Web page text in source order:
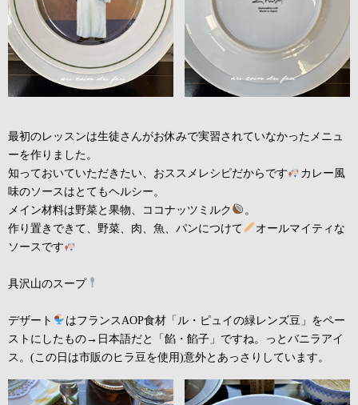
最初のレッスンは生徒さんがお休みで実習されていなかったメニュ
ーを作りました。
知っておいていただきたい、おススメレシピだからです
カレー風
味のソースはとてもヘルシー。
メイン材料は野菜と果物、ココナッツミルク
。
作り置きできて、野菜、肉、魚、パンにつけて
オールマイティな
ソースです
具沢山のスープ
デザート
はフランスAOP食材「ル・ピュイの緑レンズ豆」をペー
ストにしたもの→日本語だと「餡・餡子」ですね。っとバニラアイ
ス。(この日は市販のヒラ豆を使用)意外とあっさりしています。